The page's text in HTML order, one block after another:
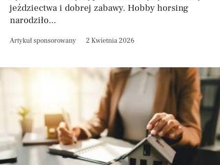
jeździectwa i dobrej zabawy. Hobby horsing
narodziło...
Artykuł sponsorowany 2 Kwietnia 2026